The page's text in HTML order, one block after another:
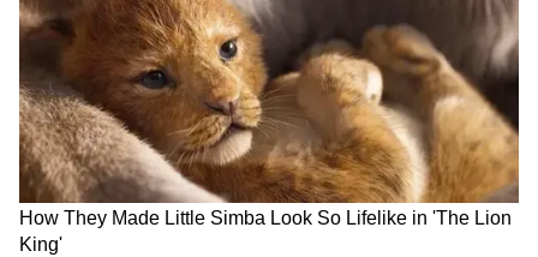
LATEST VIDEOS
Dilip Ghosh: 'কেউ তৃণমূলীদের দলে নিলে
সে সাসপেন্ড হবে', বিজেপি নেতাদের কড়া
বার্তা দিলীপের